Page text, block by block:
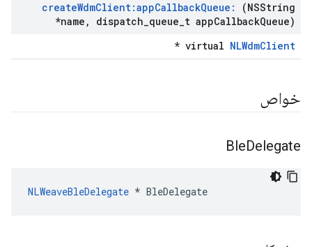
createWdmClient:appCallbackQueue:
(NSString
*name , dispatch queue t appCallbackQueue)
virtual NLWdmClient
*
خواص
BleDelegate
NLWeaveBleDelegate * BleDelegate